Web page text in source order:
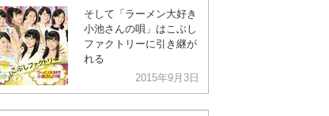
そして「ラーメン大好き
小池さんの唄」はこぶし
ファクトリーに引き継が
れる
2015年9月3日